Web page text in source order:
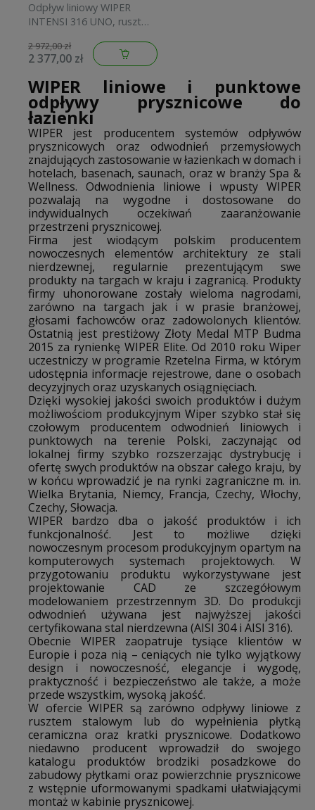
Odpływ liniowy WIPER
INTENSI 316 UNO, ruszt
500.0258.44.120
2 972,00 zł
2 377,00 zł
WIPER liniowe i punktowe
odpływy prysznicowe do
łazienki
WIPER jest producentem systemów odpływów
prysznicowych oraz odwodnień przemysłowych
znajdujących zastosowanie w łazienkach w domach i
hotelach, basenach, saunach, oraz w branży Spa &
Wellness. Odwodnienia liniowe i wpusty WIPER
pozwalają na wygodne i dostosowane do
indywidualnych oczekiwań zaaranżowanie
przestrzeni prysznicowej.
Firma jest wiodącym polskim producentem
nowoczesnych elementów architektury ze stali
nierdzewnej, regularnie prezentującym swe
produkty na targach w kraju i zagranicą. Produkty
firmy uhonorowane zostały wieloma nagrodami,
zarówno na targach jak i w prasie branżowej,
głosami fachowców oraz zadowolonych klientów.
Ostatnią jest prestiżowy Złoty Medal MTP Budma
2015 za rynienkę WIPER Elite. Od 2010 roku Wiper
uczestniczy w programie Rzetelna Firma, w którym
udostępnia informacje rejestrowe, dane o osobach
decyzyjnych oraz uzyskanych osiągnięciach.
Dzięki wysokiej jakości swoich produktów i dużym
możliwościom produkcyjnym Wiper szybko stał się
czołowym producentem odwodnień liniowych i
punktowych na terenie Polski, zaczynając od
lokalnej firmy szybko rozszerzając dystrybucję i
ofertę swych produktów na obszar całego kraju, by
w końcu wprowadzić je na rynki zagraniczne m. in.
Wielka Brytania, Niemcy, Francja, Czechy, Włochy,
Czechy, Słowacja.
WIPER bardzo dba o jakość produktów i ich
funkcjonalność. Jest to możliwe dzięki
nowoczesnym procesom produkcyjnym opartym na
komputerowych systemach projektowych. W
przygotowaniu produktu wykorzystywane jest
projektowanie CAD ze szczegółowym
modelowaniem przestrzennym 3D. Do produkcji
odwodnień używana jest najwyższej jakości
certyfikowana stal nierdzewna (AISI 304 i AISI 316).
Obecnie WIPER zaopatruje tysiące klientów w
Europie i poza nią – ceniących nie tylko wyjątkowy
design i nowoczesność, elegancje i wygodę,
praktyczność i bezpieczeństwo ale także, a może
przede wszystkim, wysoką jakość.
W ofercie WIPER są zarówno odpływy liniowe z
rusztem stalowym lub do wypełnienia płytką
ceramiczna oraz kratki prysznicowe. Dodatkowo
niedawno producent wprowadził do swojego
katalogu produktów brodziki posadzkowe do
zabudowy płytkami oraz powierzchnie prysznicowe
z wstępnie uformowanymi spadkami ułatwiającymi
montaż w kabinie prysznicowej.